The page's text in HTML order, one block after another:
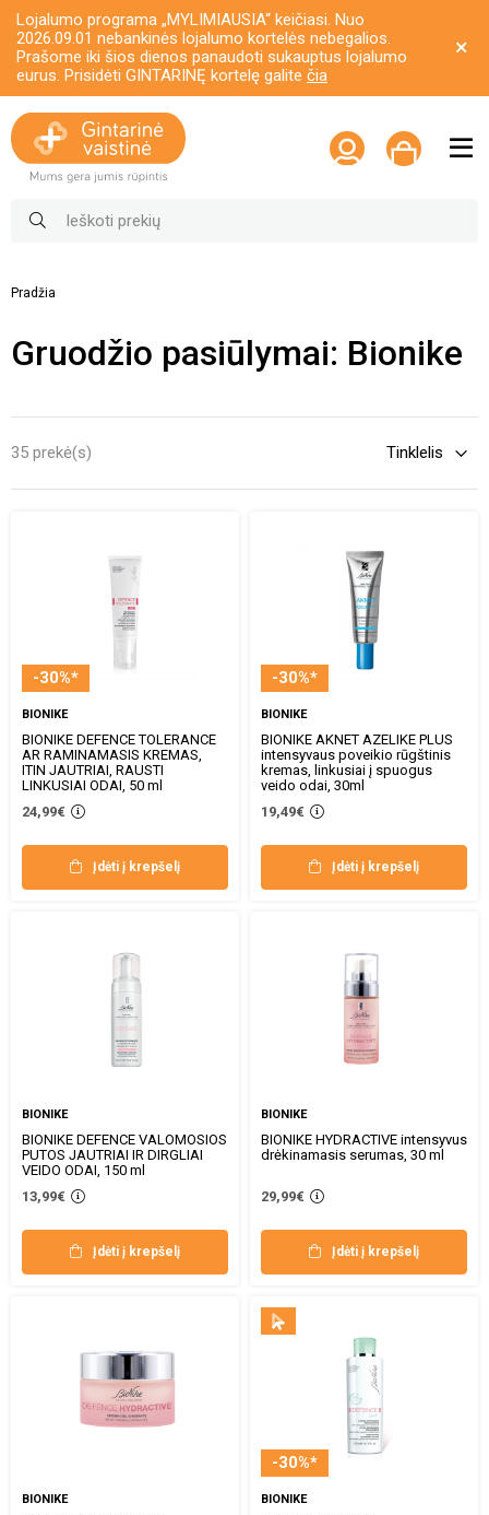
Lojalumo programa „MYLIMIAUSIA“ keičiasi. Nuo
2026.09.01 nebankinės lojalumo kortelės nebegalios.
Prašome iki šios dienos panaudoti sukauptus lojalumo
eurus. Prisidėti GINTARINĘ kortelę galite čia
Pradžia
Gruodžio pasiūlymai: Bionike
35 prekė(s)
-30%*
BIONIKE
BIONIKE DEFENCE TOLERANCE
AR RAMINAMASIS KREMAS,
ITIN JAUTRIAI, RAUSTI
LINKUSIAI ODAI, 50 ml
24,99€
Įdėti į krepšelį
-30%*
BIONIKE
BIONIKE AKNET AZELIKE PLUS
intensyvaus poveikio rūgštinis
kremas, linkusiai į spuogus
veido odai, 30ml
19,49€
Įdėti į krepšelį
BIONIKE
BIONIKE DEFENCE VALOMOSIOS
PUTOS JAUTRIAI IR DIRGLIAI
VEIDO ODAI, 150 ml
13,99€
Įdėti į krepšelį
BIONIKE
BIONIKE HYDRACTIVE intensyvus
drėkinamasis serumas, 30 ml
29,99€
Įdėti į krepšelį
BIONIKE
-30%*
BIONIKE